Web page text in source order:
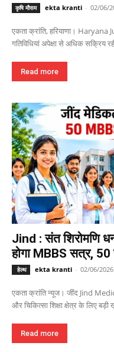
कृषि मौसम ekta kranti - 02/06/
एकता क्रांति, हरियाणा। Haryana
गतिविधियां अपेक्षा से अधिक सक्रिय
Read more
Jind : संत शिरोमणि
होगा MBBS सत्र, 50
हेल्थ ekta kranti - 02/06/2026
एकता क्रांति न्यूज। जींद Jind
और चिकित्सा शिक्षा क्षेत्र के लिए
Read more